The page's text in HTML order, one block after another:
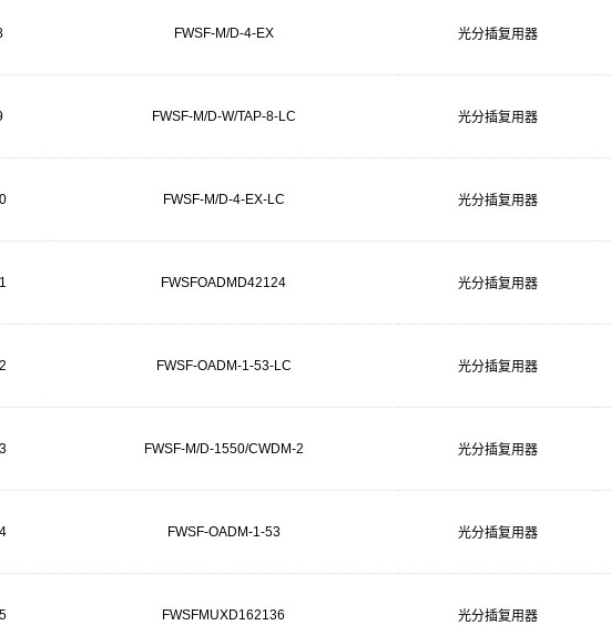
FWSF-M/D-4-EX 光分插复用器
FWSF-M/D-W/TAP-8-LC 光分插复用器
FWSF-M/D-4-EX-LC 光分插复用器
FWSFOADMD42124 光分插复用器
FWSF-OADM-1-53-LC 光分插复用器
FWSF-M/D-1550/CWDM-2 光分插复用器
FWSF-OADM-1-53 光分插复用器
FWSFMUXD162136 光分插复用器